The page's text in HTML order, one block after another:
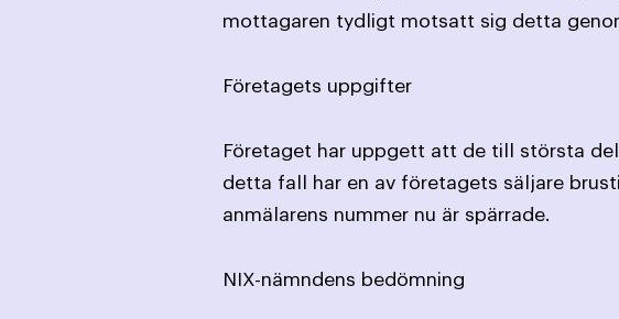
mottagaren tydligt motsatt sig detta
Företagets uppgifter
Företaget har uppgett att de till största
detta fall har en av företagets säljare
anmälarens nummer nu är spärrade.
NIX-nämndens bedömning